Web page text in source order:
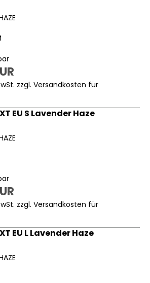
zzgl. Versandkosten für
EU S Lavender Haze
zzgl. Versandkosten für
EU L Lavender Haze